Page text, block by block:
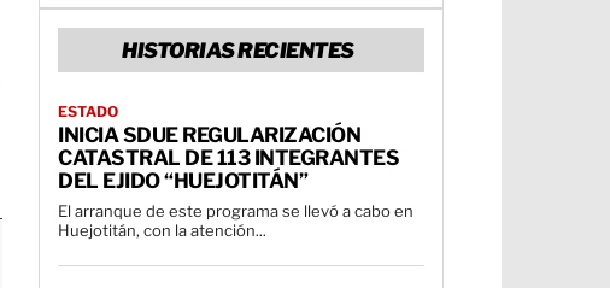
HISTORIAS RECIENTES
ESTADO
INICIA SDUE REGULARIZACIÓN
CATASTRAL DE 113 INTEGRANTES
DEL EJIDO “HUEJOTITÁN”
El arranque de este programa se llevó a cabo en
Huejotitán, con la atención...